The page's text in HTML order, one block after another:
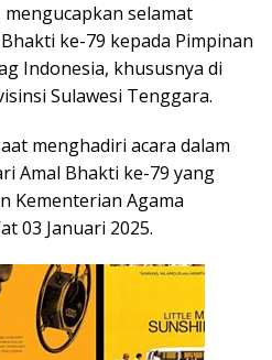
mengucapkan selamat
ke-79 kepada Pimpinan
Indonesia, khususnya di
Sulawesi Tenggara.
menghadiri acara dalam
Amal Bhakti ke-79 yang
Kementerian Agama
03 Januari 2025.